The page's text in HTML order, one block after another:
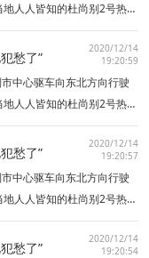
人人皆知的杜尚别2号热电
右岸的现代化热电厂，不
与温暖，更成为塔中两国
愁了”
2020/12/14
19:20:59
中心驱车向东北方向行驶
人人皆知的杜尚别2号热电
右岸的现代化热电厂，不
与温暖，更成为塔中两国
愁了”
2020/12/14
19:20:57
中心驱车向东北方向行驶
人人皆知的杜尚别2号热电
右岸的现代化热电厂，不
与温暖，更成为塔中两国
愁了”
2020/12/14
19:20:54